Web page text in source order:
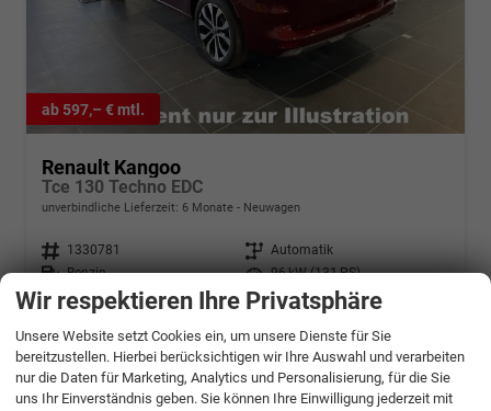
ab 597,– € mtl.
Renault Kangoo
Tce 130 Techno EDC
unverbindliche Lieferzeit: 6 Monate Neuwagen
Fahrzeugnr. 1330781 Getriebe Automatik
Kraftstoff Benzin Leistung 96 kW (131 PS)
30.154,– €
incl. 19% MwSt.
Details
Verbrauch kombiniert:6,80 l/100km
CO2-Klasse: E
CO 2-Emissionen:155,00 g/km
Wir respektieren Ihre Privatsphäre
Unsere Website setzt Cookies ein, um unsere Dienste für Sie
bereitzustellen. Hierbei berücksichtigen wir Ihre Auswahl und verarbeiten
nur die Daten für Marketing, Analytics und Personalisierung, für die Sie
uns Ihr Einverständnis geben. Sie können Ihre Einwilligung jederzeit mit